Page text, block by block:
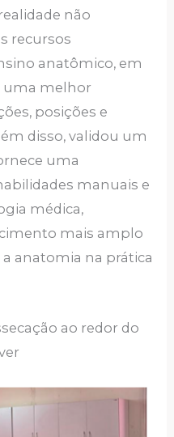
não
recursos
anatômico, em
uma melhor
posições e
disso, validou um
uma
manuais e
médica,
mais amplo
anatomia na prática
ao redor do